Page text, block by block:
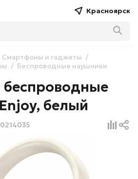
Красноярск
Смартфоны и гаджеты
Беспроводные наушники
белый